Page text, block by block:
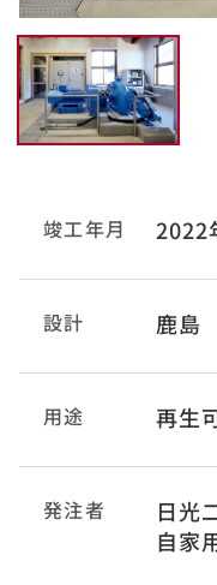
竣工年月 2022
設計 鹿島
用途 再生
発注者
日光
自家